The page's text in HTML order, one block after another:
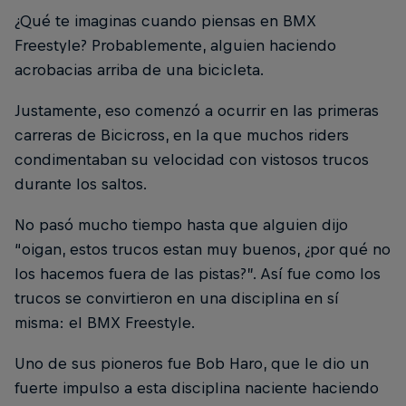
¿Qué te imaginas cuando piensas en BMX
Freestyle? Probablemente, alguien haciendo
acrobacias arriba de una bicicleta.
Justamente, eso comenzó a ocurrir en las primeras
carreras de Bicicross, en la que muchos riders
condimentaban su velocidad con vistosos trucos
durante los saltos.
No pasó mucho tiempo hasta que alguien dijo
“oigan, estos trucos estan muy buenos, ¿por qué no
los hacemos fuera de las pistas?”. Así fue como los
trucos se convirtieron en una disciplina en sí
misma: el BMX Freestyle.
Uno de sus pioneros fue Bob Haro, que le dio un
fuerte impulso a esta disciplina naciente haciendo